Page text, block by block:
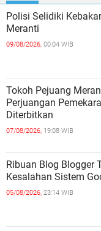
Polisi Selidiki
Meranti
09/08/2026, 00:04 WIB
Tokoh Pejuang
Perjuangan
Diterbitkan
07/08/2026, 19:08 WIB
Ribuan Blog Blogger
Kesalahan Sistem
05/08/2026, 23:14 WIB